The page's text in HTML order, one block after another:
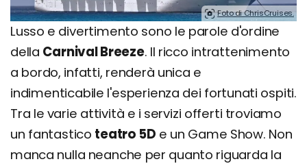
Foto di ChrisCruises.
Lusso e divertimento sono le parole d'ordine
della Carnival Breeze. Il ricco intrattenimento
a bordo, infatti, renderà unica e
indimenticabile l'esperienza dei fortunati ospiti.
Tra le varie attività e i servizi offerti troviamo
un fantastico teatro 5D e un Game Show. Non
manca nulla neanche per quanto riguarda la